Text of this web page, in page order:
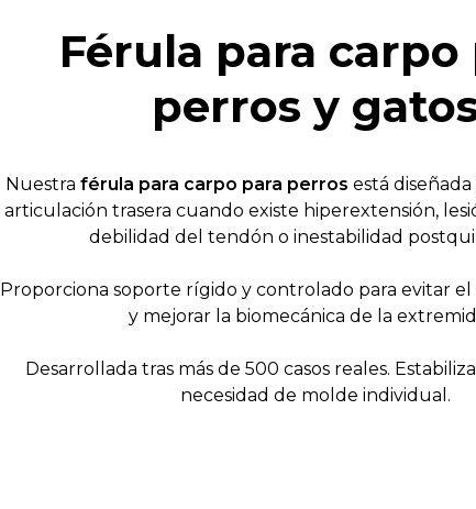
Férula para carpo
perros y
Nuestra férula para carpo para perros está
articulación trasera cuando existe hiperextensión,
debilidad del tendón o inestabilidad
Proporciona soporte rígido y controlado para evitar
y mejorar la biomecánica de la
Desarrollada tras más de 500 casos reales.
necesidad de molde individual.